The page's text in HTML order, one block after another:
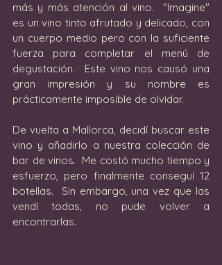
más y más atención al vino.  "Imagine"
es un vino tinto afrutado y delicado, con
un cuerpo medio pero con la suficiente
fuerza para completar el menú de
degustación.  Este vino nos causó una
gran impresión y su nombre es
prácticamente imposible de olvidar.
De vuelta a Mallorca, decidí buscar este
vino y añadirlo a nuestra colección de
bar de vinos.  Me costó mucho tiempo y
esfuerzo, pero finalmente conseguí 12
botellas.  Sin embargo, una vez que las
vendí todas, no pude volver a
encontrarlas.